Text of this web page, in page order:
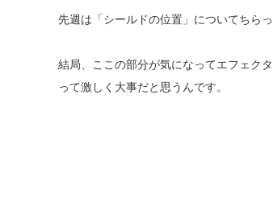
先週は「シールドの位置」についてちら
結局、ここの部分が気になってエフェク
って激しく大事だと思うんです。